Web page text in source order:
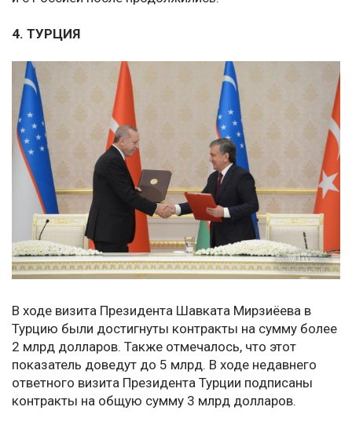
4. ТУРЦИЯ
В ходе визита Президента Шавката Мирзиёева в
Турцию были достигнуты контракты на сумму более
2 млрд долларов. Также отмечалось, что этот
показатель доведут до 5 млрд. В ходе недавнего
ответного визита Президента Турции подписаны
контракты на общую сумму 3 млрд долларов.